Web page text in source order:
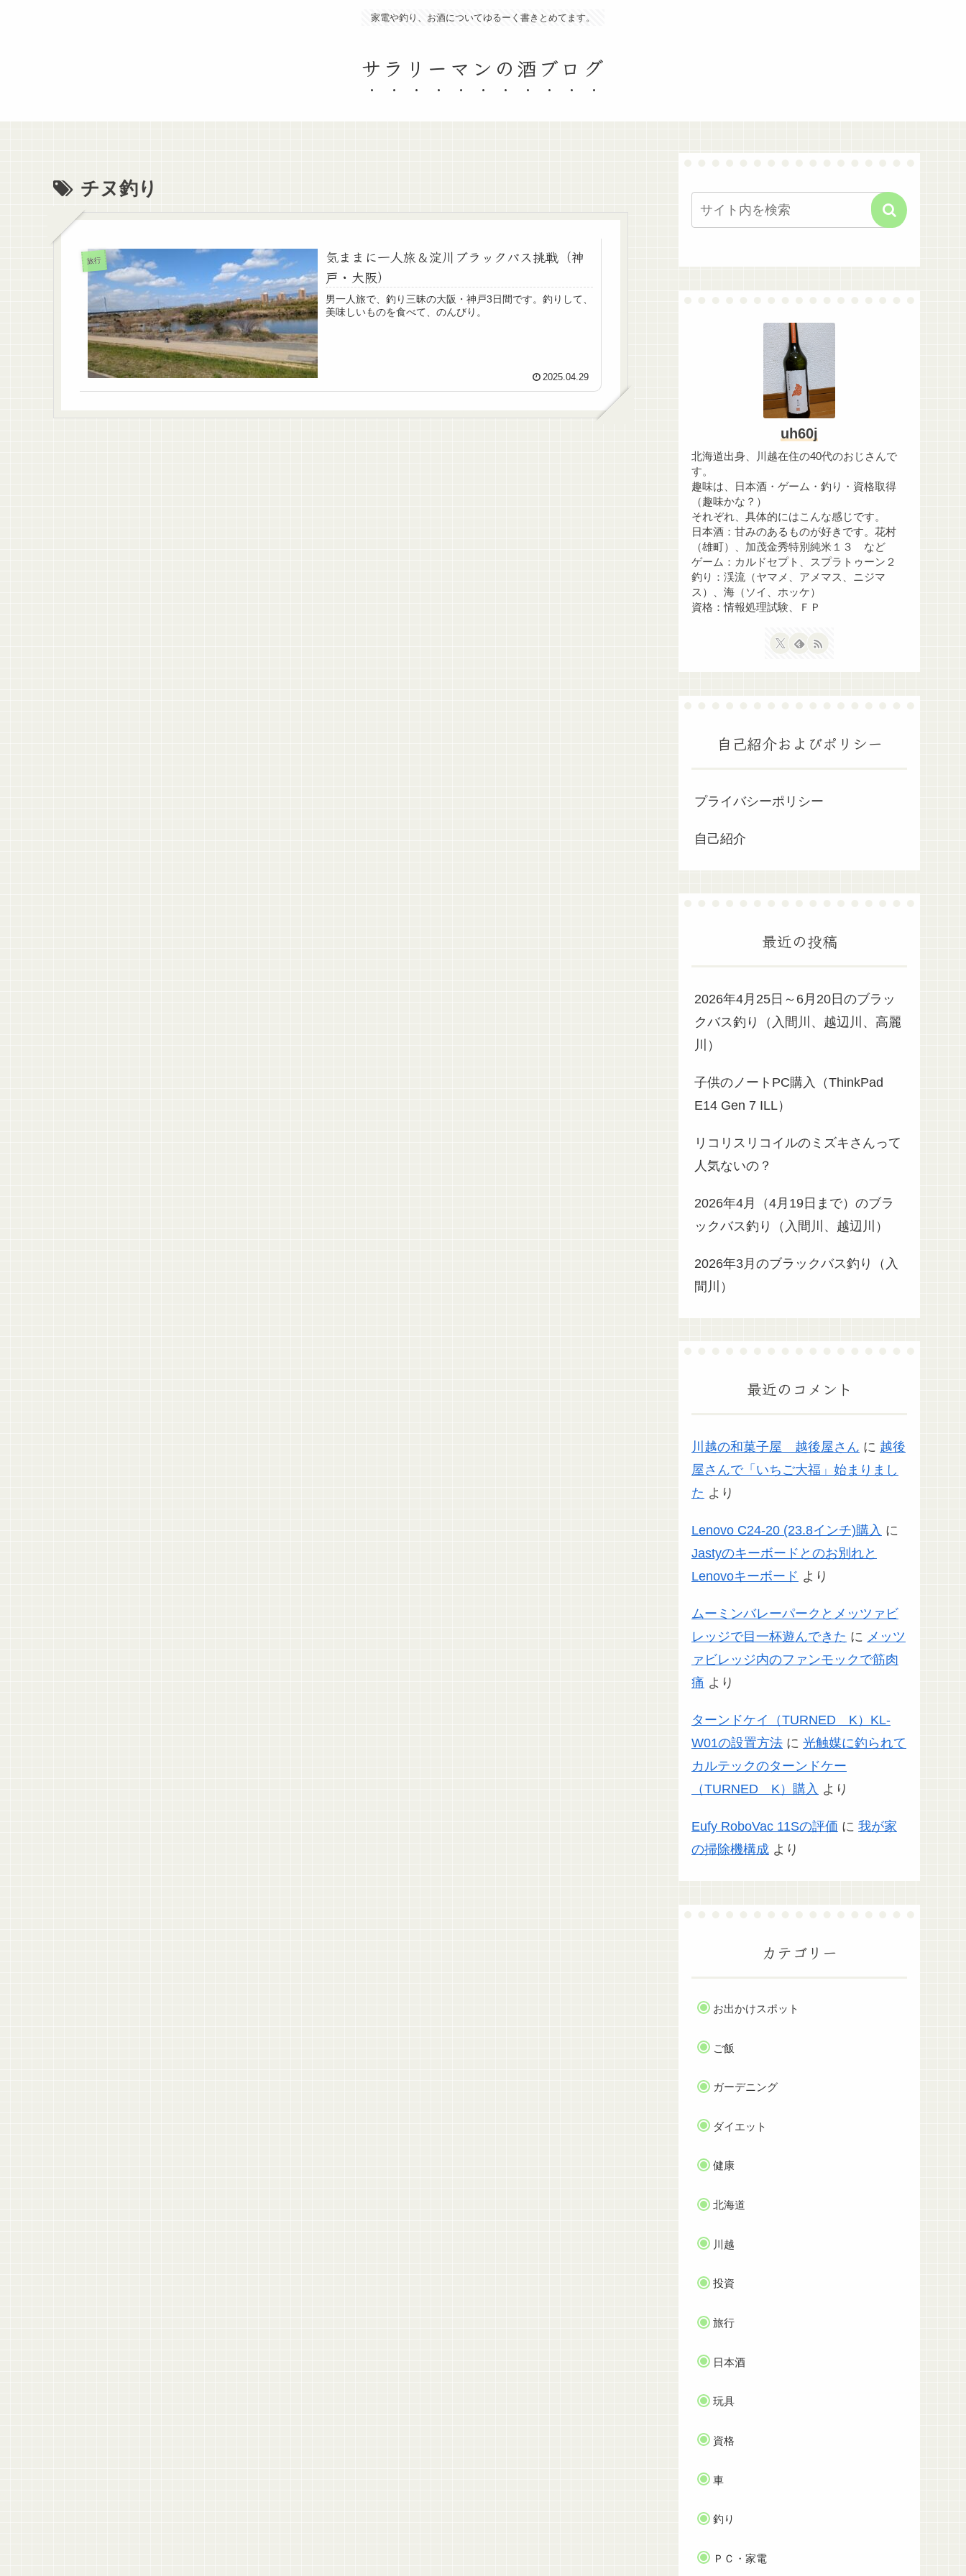
家電や釣り、お酒についてゆるーく書きとめてます。
サラリーマンの酒ブログ
チヌ釣り
旅行
気ままに一人旅＆淀川ブラックバス挑戦（神
戸・大阪）
男一人旅で、釣り三昧の大阪・神戸3日間です。釣りして、
美味しいものを食べて、のんびり。
2025.04.29
uh60j
北海道出身、川越在住の40代のおじさんで
す。
趣味は、日本酒・ゲーム・釣り・資格取得
（趣味かな？）
それぞれ、具体的にはこんな感じです。
日本酒：甘みのあるものが好きです。花村
（雄町）、加茂金秀特別純米１３ など
ゲーム：カルドセプト、スプラトゥーン２
釣り：渓流（ヤマメ、アメマス、ニジマ
ス）、海（ソイ、ホッケ）
資格：情報処理試験、ＦＰ
自己紹介およびポリシー
プライバシーポリシー
自己紹介
最近の投稿
2026年4月25日～6月20日のブラッ
クバス釣り（入間川、越辺川、高麗
川）
子供のノートPC購入（ThinkPad
E14 Gen 7 ILL）
リコリスリコイルのミズキさんって
人気ないの？
2026年4月（4月19日まで）のブラ
ックバス釣り（入間川、越辺川）
2026年3月のブラックバス釣り（入
間川）
最近のコメント
川越の和菓子屋 越後屋さん に 越後
屋さんで「いちご大福」始まりまし
た より
Lenovo C24-20 (23.8インチ)購入 に
Jastyのキーボードとのお別れと
Lenovoキーボード より
ムーミンバレーパークとメッツァビ
レッジで目一杯遊んできた に メッツ
ァビレッジ内のファンモックで筋肉
痛 より
ターンドケイ（TURNED K）KL-
W01の設置方法 に 光触媒に釣られて
カルテックのターンドケー
（TURNED K）購入 より
Eufy RoboVac 11Sの評価 に 我が家
の掃除機構成 より
カテゴリー
お出かけスポット
ご飯
ガーデニング
ダイエット
健康
北海道
川越
投資
旅行
日本酒
玩具
資格
車
釣り
ＰＣ・家電